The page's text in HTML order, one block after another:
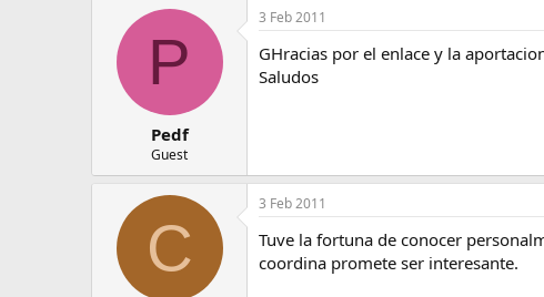
P
Pedf
Guest
3 Feb 2011
GHracias por el enlace y la
Saludos
C
3 Feb 2011
Tuve la fortuna de conocer
coordina promete ser interesante.